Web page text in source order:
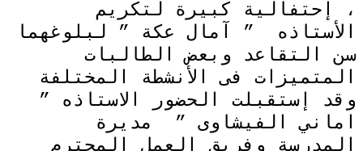
، إحتفالية كبيرة لتكريم
الأستاذه ” آمال عكة ” لبلوغهما
سن التقاعد وبعض الطالبات
المتميزات فى الأنشطة المختلفة
وقد إستقبلت الحضور الاستاذه ”
اماني الفيشاوى ” مديرة
المدرسة وفريق العمل المحترم